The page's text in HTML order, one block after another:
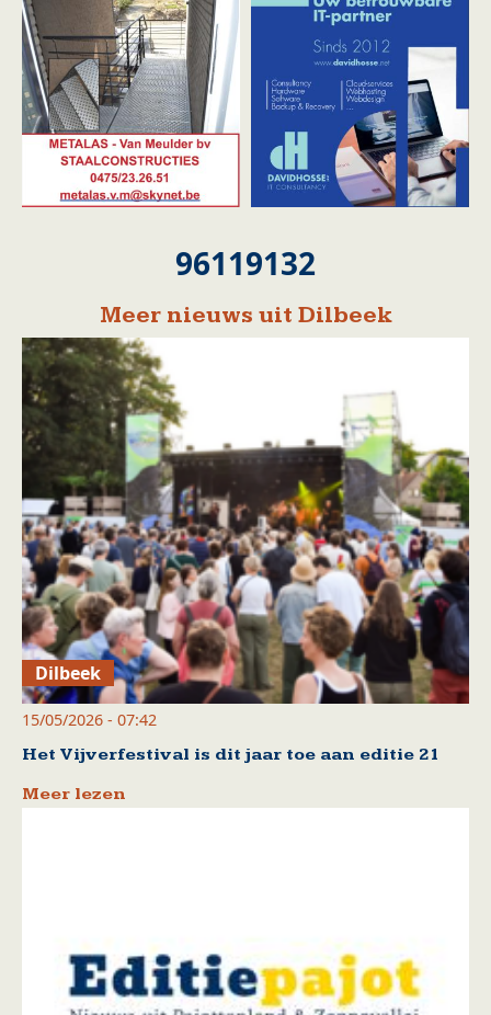
96119132
Meer nieuws uit Dilbeek
Dilbeek
15/05/2026 - 07:42
Het Vijverfestival is dit jaar toe aan editie 21
Meer lezen